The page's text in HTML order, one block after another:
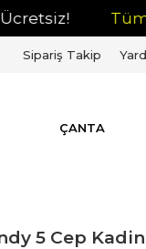
Tüm
Sipariş Takip
ÇANTA
5 Cep